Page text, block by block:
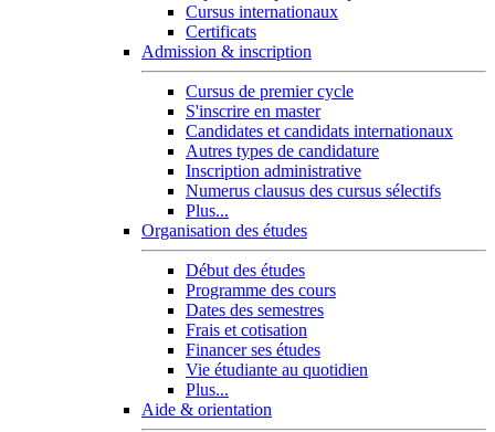
Cursus internationaux
Certificats
Admission & inscription
Cursus de premier cycle
S'inscrire en master
Candidates et candidats internationaux
Autres types de candidature
Inscription administrative
Numerus clausus des cursus sélectifs
Plus...
Organisation des études
Début des études
Programme des cours
Dates des semestres
Frais et cotisation
Financer ses études
Vie étudiante au quotidien
Plus...
Aide & orientation